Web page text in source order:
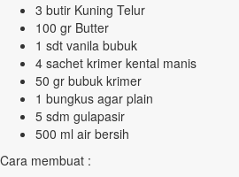
3 butir Kuning Telur
100 gr Butter
1 sdt vanila bubuk
4 sachet krimer kental manis
50 gr bubuk krimer
1 bungkus agar plain
5 sdm gulapasir
500 ml air bersih
Cara membuat :